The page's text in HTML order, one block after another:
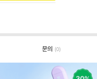
문의 (0)